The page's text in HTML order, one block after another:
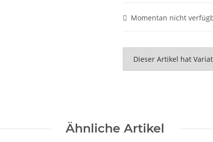
Momentan nicht
x
Dieser Artikel hat
Ähnliche Artikel